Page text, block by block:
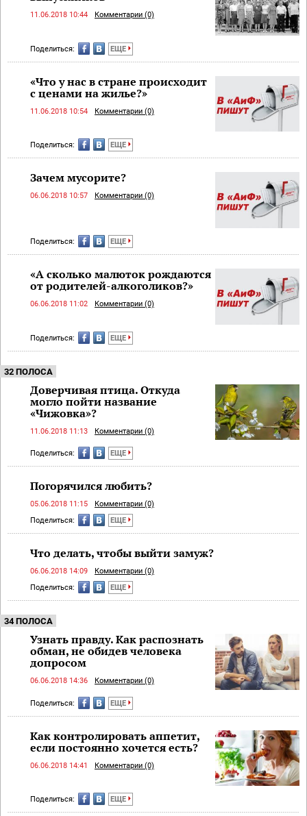
11.06.2018 10:44 Комментарии (0)
Поделиться: ЕЩЕ
«Что у нас в стране происходит
с ценами на жилье?»
11.06.2018 10:54 Комментарии (0)
Поделиться: ЕЩЕ
Зачем мусорите?
06.06.2018 10:57 Комментарии (0)
Поделиться: ЕЩЕ
«А сколько малюток рождаются
от родителей-алкоголиков?»
06.06.2018 11:02 Комментарии (0)
Поделиться: ЕЩЕ
32 ПОЛОСА
Доверчивая птица.​ Откуда
могло пойти название
«Чижовка»?
11.06.2018 11:13 Комментарии (0)
Поделиться: ЕЩЕ
Погорячился любить?
05.06.2018 11:15
Комментарии (0)
Поделиться:
ЕЩЕ
Что делать, чтобы выйти замуж?
06.06.2018 14:09
Комментарии (0)
Поделиться:
ЕЩЕ
34 ПОЛОСА
Узнать правду. Как распознать
обман, не обидев человека
допросом
06.06.2018 14:36 Комментарии (0)
Поделиться: ЕЩЕ
Как контролировать аппетит,
если постоянно хочется есть?
06.06.2018 14:41 Комментарии (0)
Поделиться: ЕЩЕ